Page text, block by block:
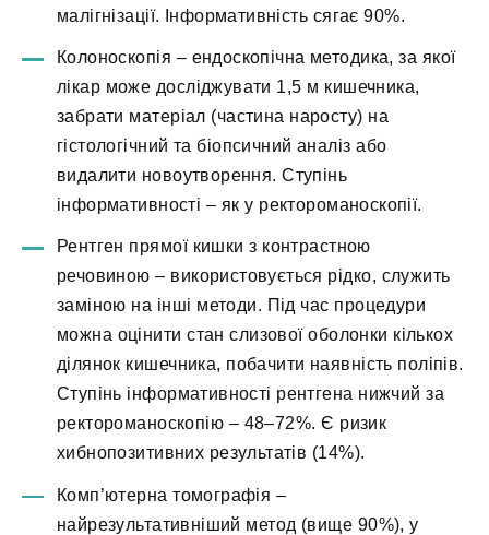
малігнізації. Інформативність сягає 90%.
Колоноскопія – ендоскопічна методика, за якої
лікар може досліджувати 1,5 м кишечника,
забрати матеріал (частина наросту) на
гістологічний та біопсичний аналіз або
видалити новоутворення. Ступінь
інформативності – як у ректороманоскопії.
Рентген прямої кишки з контрастною
речовиною – використовується рідко, служить
заміною на інші методи. Під час процедури
можна оцінити стан слизової оболонки кількох
ділянок кишечника, побачити наявність поліпів.
Ступінь інформативності рентгена нижчий за
ректороманоскопію – 48–72%. Є ризик
хибнопозитивних результатів (14%).
Комп’ютерна томографія –
найрезультативніший метод (вище 90%), у